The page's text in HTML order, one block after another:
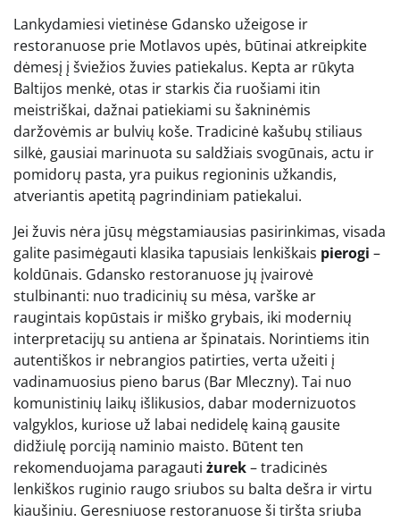
Lankydamiesi vietinėse Gdansko užeigose ir
restoranuose prie Motlavos upės, būtinai atkreipkite
dėmesį į šviežios žuvies patiekalus. Kepta ar rūkyta
Baltijos menkė, otas ir starkis čia ruošiami itin
meistriškai, dažnai patiekiami su šakninėmis
daržovėmis ar bulvių koše. Tradicinė kašubų stiliaus
silkė, gausiai marinuota su saldžiais svogūnais, actu ir
pomidorų pasta, yra puikus regioninis užkandis,
atveriantis apetitą pagrindiniam patiekalui.
Jei žuvis nėra jūsų mėgstamiausias pasirinkimas, visada
galite pasimėgauti klasika tapusiais lenkiškais pierogi –
koldūnais. Gdansko restoranuose jų įvairovė
stulbinanti: nuo tradicinių su mėsa, varške ar
raugintais kopūstais ir miško grybais, iki modernių
interpretacijų su antiena ar špinatais. Norintiems itin
autentiškos ir nebrangios patirties, verta užeiti į
vadinamuosius pieno barus (Bar Mleczny). Tai nuo
komunistinių laikų išlikusios, dabar modernizuotos
valgyklos, kuriose už labai nedidelę kainą gausite
didžiulę porciją naminio maisto. Būtent ten
rekomenduojama paragauti żurek– tradicinės
lenkiškos ruginio raugo sriubos su balta dešra ir virtu
kiaušiniu. Geresniuose restoranuose ši tiršta sriuba